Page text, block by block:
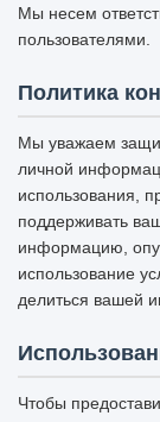
Мы несем
пользователями.
Политика
Мы уважаем
личной
использования,
поддерживать
информацию,
использование
делиться вашей
Чтобы